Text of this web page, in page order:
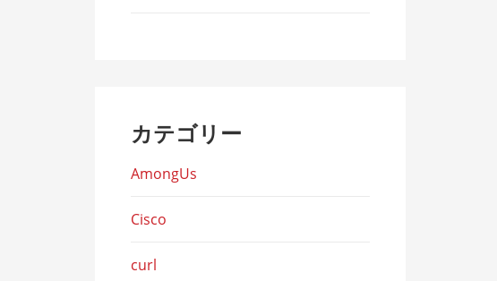
カテゴリー
AmongUs
Cisco
curl